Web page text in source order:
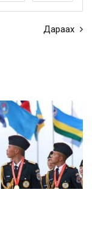
Дараах